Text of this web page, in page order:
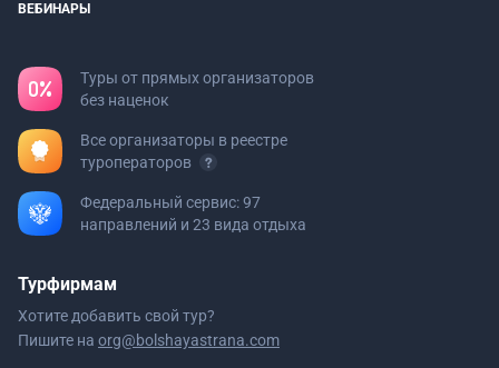
ВЕБИНАРЫ
Туры от прямых организаторов
без наценок
Все организаторы в реестре
туроператоров
Федеральный сервис: 97
направлений и 23 вида отдыха
Турфирмам
Хотите добавить свой тур?
Пишите на org@bolshayastrana.com